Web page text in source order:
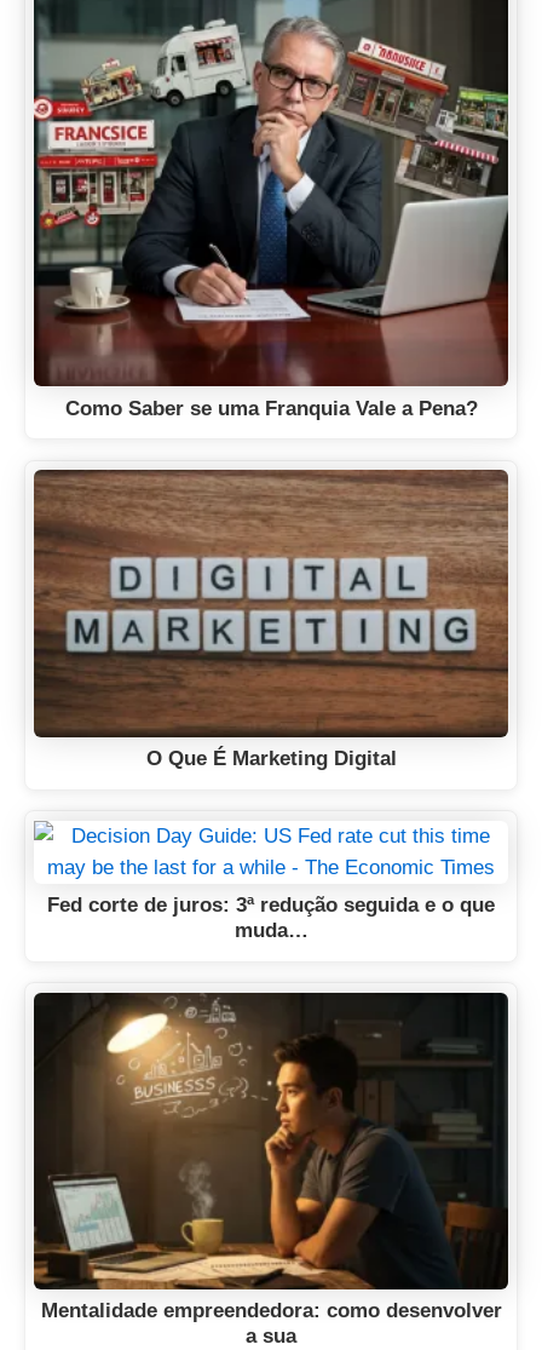
Como Saber se uma Franquia Vale a Pena?
O Que É Marketing Digital
Fed corte de juros: 3ª redução seguida e o que
muda…
Mentalidade empreendedora: como desenvolver
a sua